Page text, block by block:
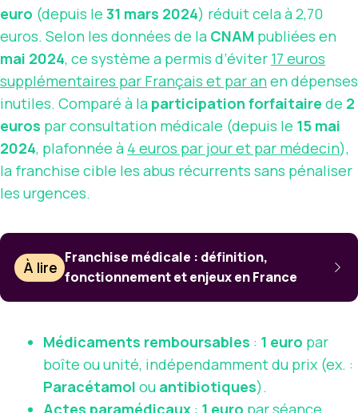
euro (depuis le 31 mars 2024) réduit cela à 2,70
euros. Selon les données de la CNAM publiées en
mai 2024, ce système a permis d’éviter 17 euros
supplémentaires par Français et par anen dépenses
inutiles. Comparé à la participation forfaitaire de 2
euros par consultation médicale (depuis le 15 mai
2024, plafonnée à 4 euros par jour et par médecin),
la franchise cible les abus récurrents sans pénaliser
les urgences.
À lire
Franchise médicale : définition,
fonctionnement et enjeux en France
Médicaments remboursables : 1 euro par
boîte ou unité, indépendamment du prix (ex. :
Paracétamol ou antibiotiques).
Actes paramédicaux : 1 euro par séance